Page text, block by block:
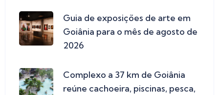
Guia de exposições de arte em
Goiânia para o mês de agosto de
2026
Complexo a 37 km de Goiânia
reúne cachoeira, piscinas, pesca,